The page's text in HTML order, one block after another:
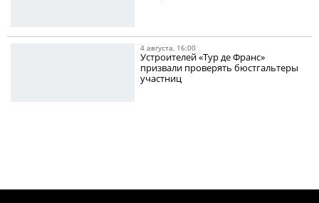
4 августа, 16:00
Устроителей «Тур де Франс»
призвали проверять бюстгальтеры
участниц